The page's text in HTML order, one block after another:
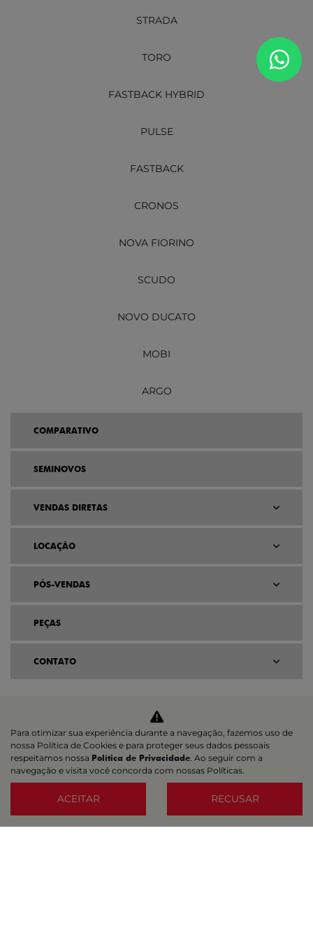
STRADA
TORO
FASTBACK HYBRID
PULSE
FASTBACK
CRONOS
NOVA FIORINO
SCUDO
NOVO DUCATO
MOBI
ARGO
COMPARATIVO
SEMINOVOS
VENDAS DIRETAS
LOCAÇÃO
PÓS-VENDAS
PEÇAS
CONTATO
VDP: Fiat Strada
Para otimizar sua experiência durante a navegação, fazemos uso de
nossa Política de Cookies e para proteger seus dados pessoais
respeitamos nossa Política de Privacidade. Ao seguir com a
navegação e visita você concorda com nossas Políticas.
ACEITAR RECUSAR